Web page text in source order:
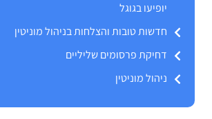
יופיעו בגוגל
חדשות טובות והצלחות בניהול מוניטין
דחיקת פרסומים שליליים
ניהול מוניטין